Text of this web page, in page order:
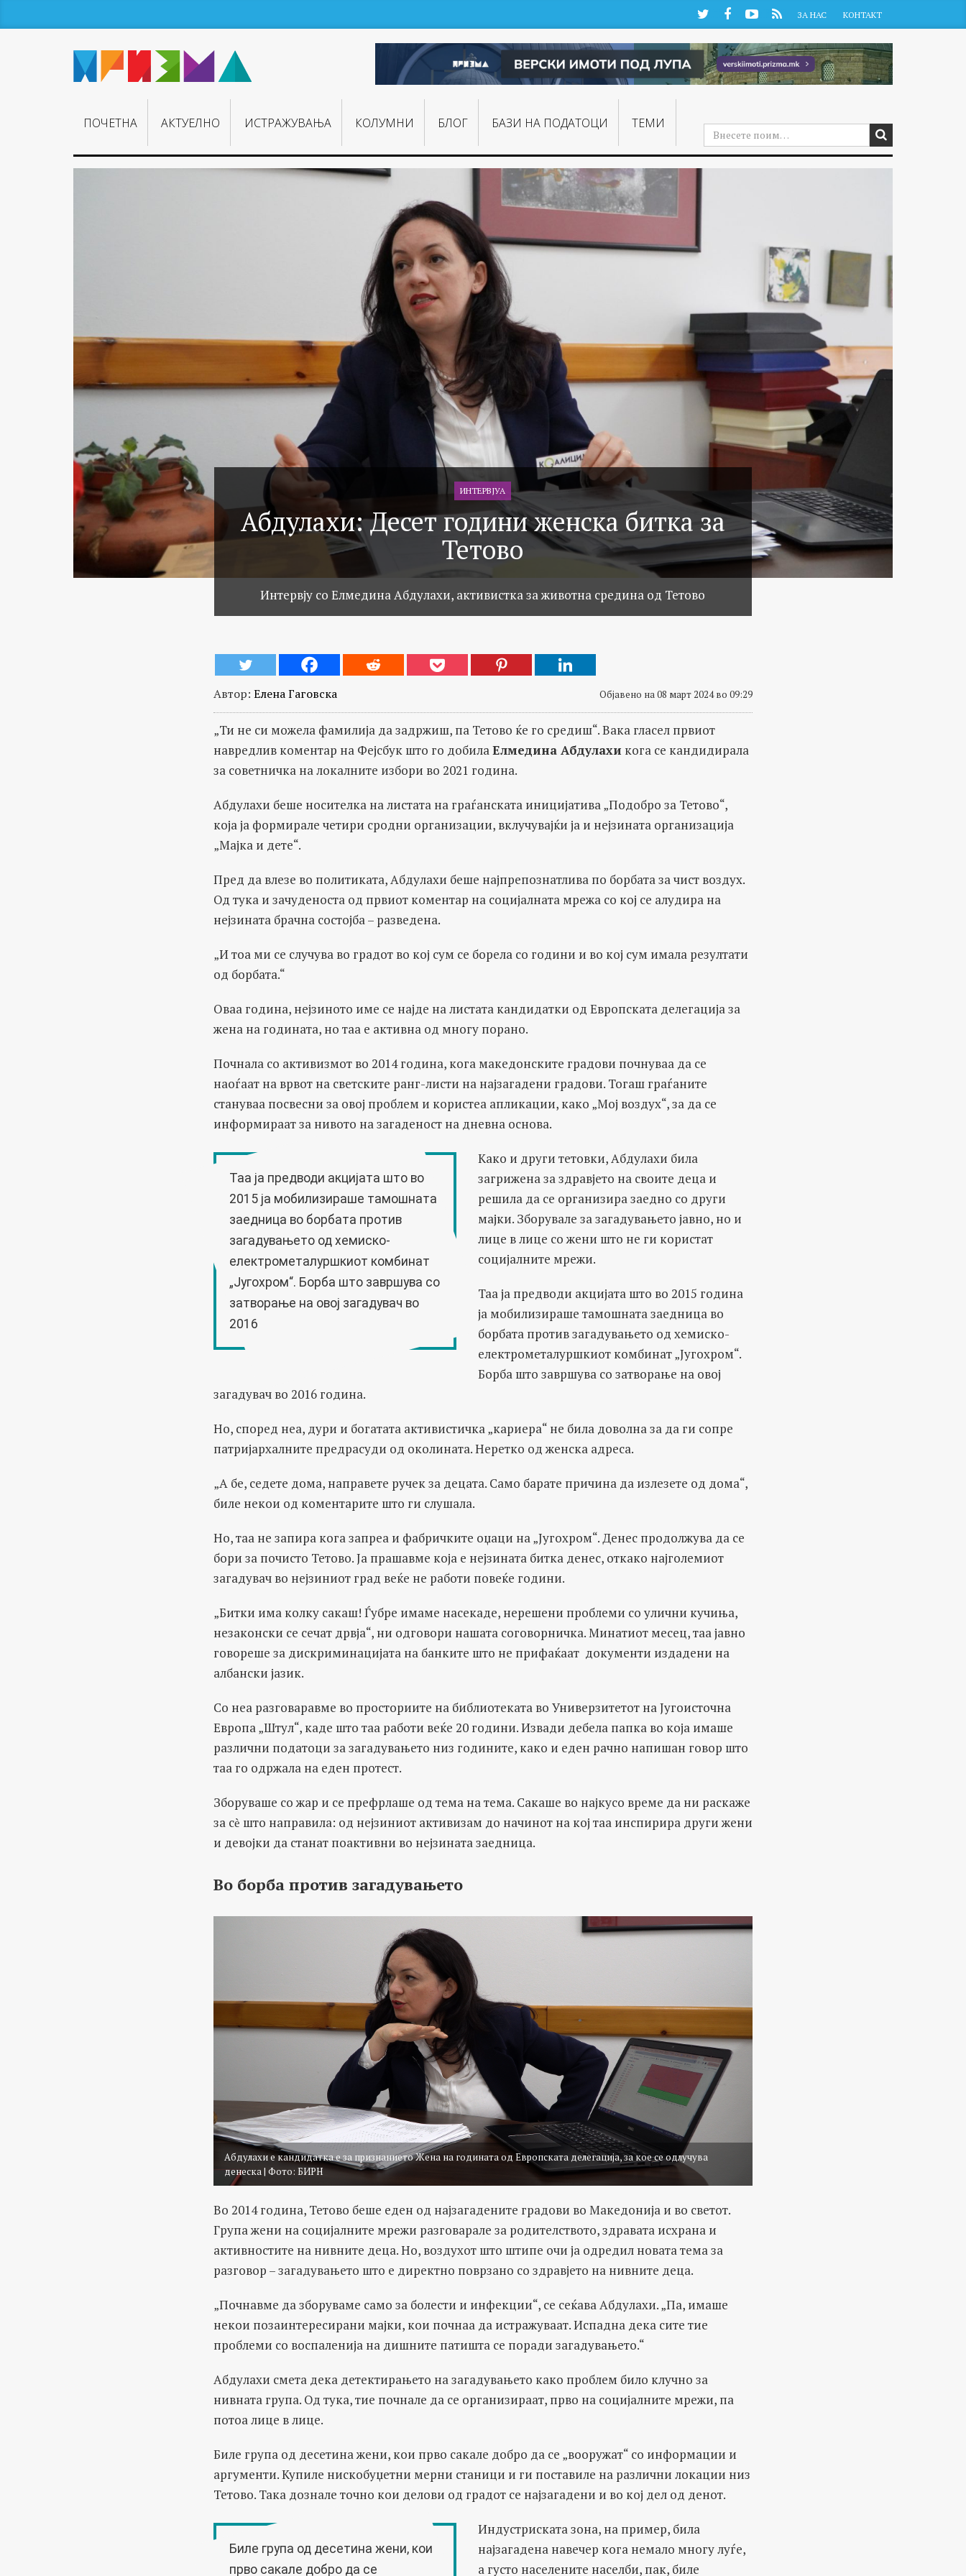
TwitterFacebookYouTube
RSS ЗА НАС КОНТАКТ
ПОЧЕТНА АКТУЕЛНО ИСТРАЖУВАЊA КОЛУМНИ БЛОГ БАЗИ НА ПОДАТОЦИ ТЕМИ
ИНТЕРВЈУА
Абдулахи: Десет години женска битка за
Тетово
Интервју со Елмедина Абдулахи, активистка за животна средина од Тетово
Автор: Елена Гаговска Објавено на 08 март 2024 во 09:29
„Ти не си можела фамилија да задржиш, па Тетово ќе го средиш“. Вака гласел првиот
навредлив коментар на Фејсбук што го добилаЕлмедина Абдулахи кога се кандидирала
за советничка на локалните избори во 2021 година.
Абдулахи беше носителка на листата на граѓанската иницијатива „Подобро за Тетово“,
која ја формирале четири сродни организации, вклучувајќи ја и нејзината организација
„Мајка и дете“.
Пред да влезе во политиката, Абдулахи беше најпрепознатлива по борбата за чист воздух.
Од тука и зачуденоста од првиот коментар на социјалната мрежа со кој се алудира на
нејзината брачна состојба – разведена.
„И тоа ми се случува во градот во кој сум се борела со години и во кој сум имала резултати
од борбата.“
Оваа година, нејзиното име се најде на листата кандидатки од Европската делегација за
жена на годината, но таа е активна од многу порано.
Почнала со активизмот во 2014 година, кога македонските градови почнуваа да се
наоѓаат на врвот на светските ранг-листи на најзагадени градови. Тогаш граѓаните
стануваа посвесни за овој проблем и користеа апликации, како „Мој воздух“, за да се
информираат за нивото на загаденост на дневна основа.
Таа ја предводи акцијата што во
2015 ја мобилизираше тамошната
заедница во борбата против
загадувањето од хемиско-
електрометалуршкиот комбинат
„Југохром“. Борба што завршува со
затворање на овој загадувач во
2016
Како и други тетовки, Абдулахи била
загрижена за здравјето на своите деца и
решила да се организира заедно со други
мајки. Зборувале за загадувањето јавно, но и
лице в лице со жени што не ги користат
социјалните мрежи.
Таа ја предводи акцијата што во 2015 година
ја мобилизираше тамошната заедница во
борбата против загадувањето од хемиско-
електрометалуршкиот комбинат „Југохром“.
Борба што завршува со затворање на овој
загадувач во 2016 година.
Но, според неа, дури и богатата активистичка „кариера“ не била доволна за да ги сопре
патријархалните предрасуди од околината. Неретко од женска адреса.
„А бе, седете дома, направете ручек за децата. Само барате причина да излезете од дома“,
биле некои од коментарите што ги слушала.
Но, таа не запира кога запреа и фабричките оџаци на „Југохром“. Денес продолжува да се
бори за почисто Тетово. Ја прашавме која е нејзината битка денес, откако најголемиот
загадувач во нејзиниот град веќе не работи повеќе години.
„Битки има колку сакаш! Ѓубре имаме насекаде, нерешени проблеми со улични кучиња,
незаконски се сечат дрвја“, ни одговори нашата соговорничка. Минатиот месец, таа јавно
говореше за дискриминацијата на банките што не прифаќаат документи издадени на
албански јазик.
Со неа разговаравме во просториите на библиотеката во Универзитетот на Југоисточна
Европа „Штул“, каде што таа работи веќе 20 години. Извади дебела папка во која имаше
различни податоци за загадувањето низ годините, како и еден рачно напишан говор што
таа го одржала на еден протест.
Зборуваше со жар и се префрлаше од тема на тема. Сакаше во најкусо време да ни раскаже
за сѐ што направила: од нејзиниот активизам до начинот на кој таа инспирира други жени
и девојки да станат поактивни во нејзината заедница.
Во борба против загадувањето
Абдулахи е кандидатка е за признанието Жена на годината од Европската делегација, за кое се одлучува
денеска | Фото: БИРН
Во 2014 година, Тетово беше еден од најзагадените градови во Македонија и во светот.
Група жени на социјалните мрежи разговарале за родителството, здравата исхрана и
активностите на нивните деца. Но, воздухот што штипе очи ја одредил новата тема за
разговор – загадувањето што е директно поврзано со здравјето на нивните деца.
„Почнавме да зборуваме само за болести и инфекции“, се сеќава Абдулахи. „Па, имаше
некои позаинтересирани мајки, кои почнаа да истражуваат. Испадна дека сите тие
проблеми со воспаленија на дишните патишта се поради загадувањето.“
Абдулахи смета дека детектирањето на загадувањето како проблем било клучно за
нивната група. Од тука, тие почнале да се организираат, прво на социјалните мрежи, па
потоа лице в лице.
Биле група од десетина жени, кои прво сакале добро да се „вооружат“ со информации и
аргументи. Купиле нискобуџетни мерни станици и ги поставиле на различни локации низ
Тетово. Така дознале точно кои делови од градот се најзагадени и во кој дел од денот.
Биле група од десетина жени, кои
прво сакале добро да се
Индустриската зона, на пример, била
најзагадена навечер кога немало многу луѓе,
а густо населените населби, пак, биле